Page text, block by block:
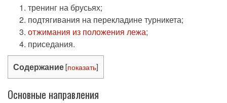
тренинг на брусьях;
подтягивания на перекладине турникета;
отжимания из положения лежа;
приседания.
Содержание [показать]
Основные направления